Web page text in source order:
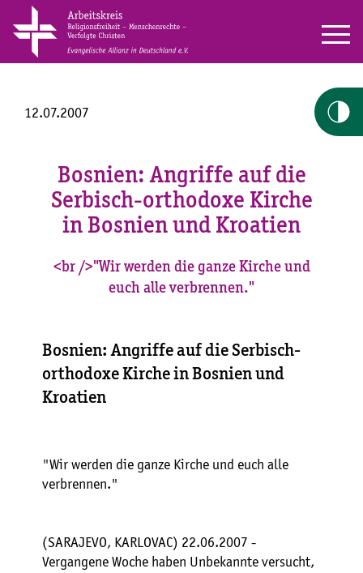
12.07.2007
Bosnien: Angriffe auf die
Serbisch-orthodoxe Kirche
in Bosnien und Kroatien
<br />"Wir werden die ganze Kirche und
euch alle verbrennen."
Bosnien: Angriffe auf die Serbisch-
orthodoxe Kirche in Bosnien und
Kroatien
"Wir werden die ganze Kirche und euch alle
verbrennen."
(SARAJEVO, KARLOVAC) 22.06.2007 -
Vergangene Woche haben Unbekannte versucht,